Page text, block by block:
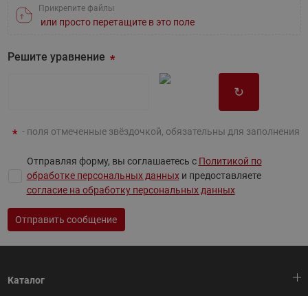
Прикрепите файлы
или просто перетащите в это поле
Решите уравнение
↻
- поля отмеченные звёздочкой, обязательны для заполнения
Отправляя форму, вы соглашаетесь с Политикой по
обработке персональных данныхи предоставляете
согласие на обработку персональных данных
Отправить сообщение
Каталог